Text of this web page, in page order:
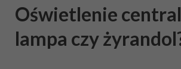
Oświetlenie
lampa czy